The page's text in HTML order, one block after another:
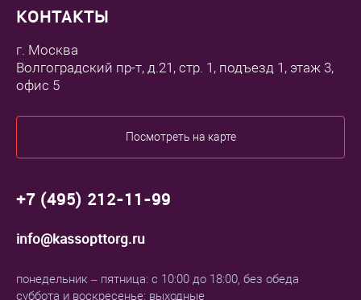
КОНТАКТЫ
г. Москва
Волгоградский пр-т, д.21, стр. 1, подъезд 1, этаж 3,
офис 5
Посмотреть на карте
+7 (495) 212-11-99
info@kassopttorg.ru
понедельник – пятница: с 10:00 до 18:00, без обеда
суббота и воскресенье: выходные